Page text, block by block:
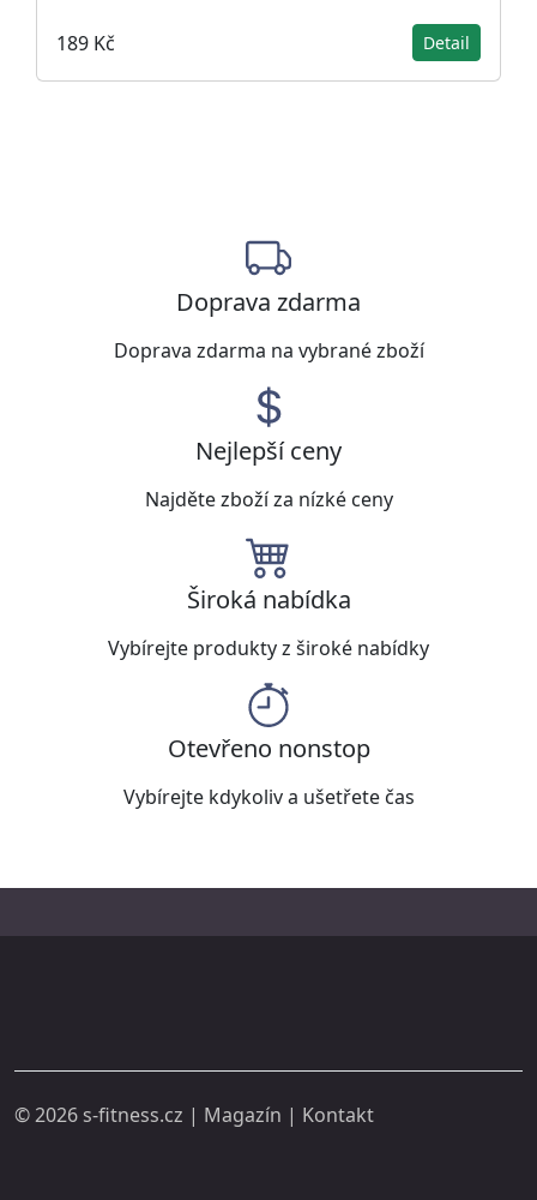
189 Kč Detail
Doprava zdarma
Doprava zdarma na vybrané zboží
Nejlepší ceny
Najděte zboží za nízké ceny
Široká nabídka
Vybírejte produkty z široké nabídky
Otevřeno nonstop
Vybírejte kdykoliv a ušetřete čas
© 2026 s-fitness.cz | Magazín | Kontakt